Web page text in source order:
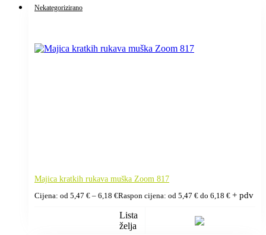
Nekategorizirano
Majica kratkih rukava muška Zoom 817
Cijena: od 5,47 € – 6,18 €Raspon cijena: od 5,47 € do 6,18 € + pdv
Lista
želja